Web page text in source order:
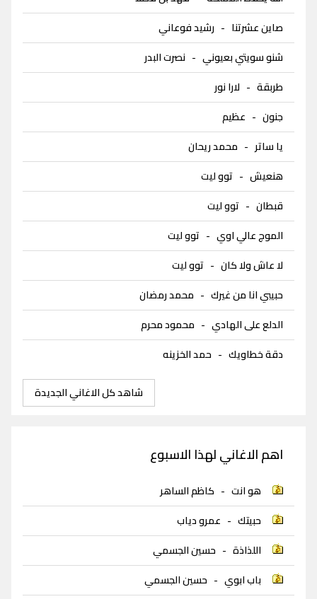
صاين عشرتنا - رشيد فوعاني
شنو سويتي بعيوني - نصرت البدر
طربقة - لارا نور
جنون - عظيم
يا ساتر - محمد ريحان
هنعيش - توو ليت
قبطان - توو ليت
الموج عالي اوي - توو ليت
لا عاش ولا كان - توو ليت
حبيبي انا من غيرك - محمد رمضان
الدلع على الهادي - محمود محرم
دقة خطاويك - حمد الخزينه
شاهد كل الاغاني الجديدة
اهم الاغاني لهذا الاسبوع
هو انت - كاظم الساهر
حبيتك - عمرو دياب
اللذاذة - حسين الجسمي
باب ابوي - حسين الجسمي